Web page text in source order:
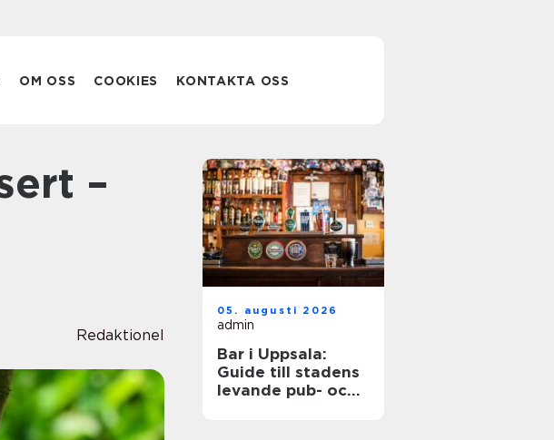
OM OSS COOKIES KONTAKTA OSS
Redaktionel
05. augusti 2026
admin
Bar i Uppsala:
Guide till stadens
levande pub- och